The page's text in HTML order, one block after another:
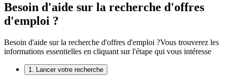
Besoin d'aide sur la recherche d'offres
d'emploi ?
Besoin d'aide sur la recherche d'offres d'emploi ?Vous trouverez les
informations essentielles en cliquant sur l'étape qui vous intéresse
1. Lancer votre recherche